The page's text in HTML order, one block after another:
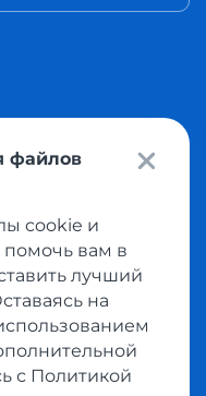
покупок с интернет
права защищены
выкупа товаров
файлов
cookie и
помочь вам в
лучший
на
с Политикой